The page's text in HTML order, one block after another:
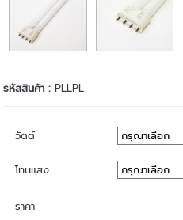
รหัสสินค้า :PLLPL
วัตต์
โทนแสง
ราคา